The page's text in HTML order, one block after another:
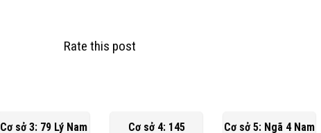
Rate this post
Cơ sở 3: 79 Lý Nam Cơ sở 4: 145 Cơ sở 5: Ngã 4 Nam